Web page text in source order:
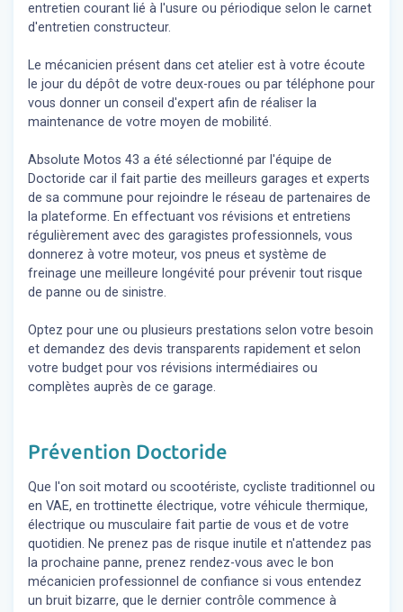
entretien courant lié à l'usure ou périodique selon le carnet
d'entretien constructeur.
Le mécanicien présent dans cet atelier est à votre écoute
le jour du dépôt de votre deux-roues ou par téléphone pour
vous donner un conseil d'expert afin de réaliser la
maintenance de votre moyen de mobilité.
Absolute Motos 43 a été sélectionné par l'équipe de
Doctoride car il fait partie des meilleurs garages et experts
de sa commune pour rejoindre le réseau de partenaires de
la plateforme. En effectuant vos révisions et entretiens
régulièrement avec des garagistes professionnels, vous
donnerez à votre moteur, vos pneus et système de
freinage une meilleure longévité pour prévenir tout risque
de panne ou de sinistre.
Optez pour une ou plusieurs prestations selon votre besoin
et demandez des devis transparents rapidement et selon
votre budget pour vos révisions intermédiaires ou
complètes auprès de ce garage.
Prévention Doctoride
Que l'on soit motard ou scootériste, cycliste traditionnel ou
en VAE, en trottinette électrique, votre véhicule thermique,
électrique ou musculaire fait partie de vous et de votre
quotidien. Ne prenez pas de risque inutile et n'attendez pas
la prochaine panne, prenez rendez-vous avec le bon
mécanicien professionnel de confiance si vous entendez
un bruit bizarre, que le dernier contrôle commence à